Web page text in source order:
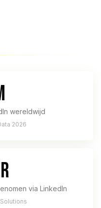
wereldwijd
2026
via LinkedIn